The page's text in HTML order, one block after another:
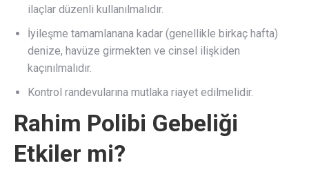
ilaçlar düzenli kullanılmalıdır.
İyileşme tamamlanana kadar (genellikle birkaç hafta)
denize, havüze girmekten ve cinsel ilişkiden
kaçınılmalıdır.
Kontrol randevularına mutlaka riayet edilmelidir.
Rahim Polibi Gebeliği
Etkiler mi?